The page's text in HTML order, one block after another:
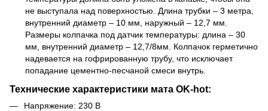
не выступала над поверхностью. Длина трубки – 3 метра,
внутренний диаметр – 10 мм, наружный – 12,7 мм.
Размеры колпачка под датчик температуры: длина – 30
мм, внутренний диаметр – 12,7/8мм. Колпачок герметично
надевается на гофрированную трубу, что исключает
попадание цементно-песчаной смеси внутрь.
Технические характеристики мата OK-hot:
Напряжение: 230 В